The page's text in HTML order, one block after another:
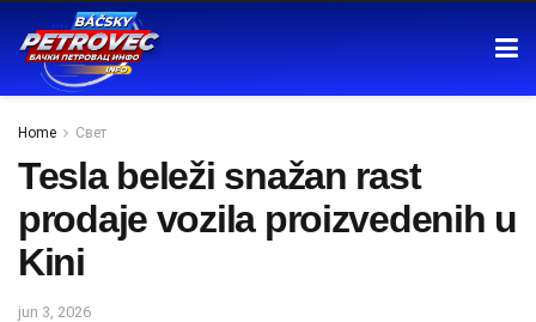
Home Свет
Tesla beleži snažan rast
prodaje vozila proizvedenih u
Kini
jun 3, 2026